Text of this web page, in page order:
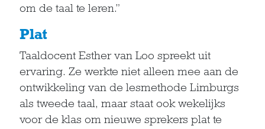
om de taal te leren.”
Plat
Taaldocent Esther van Loo spreekt uit
ervaring. Ze werkte niet alleen mee aan de
ontwikkeling van de lesmethode Limburgs
als tweede taal, maar staat ook wekelijks
voor de klas om nieuwe sprekers plat te